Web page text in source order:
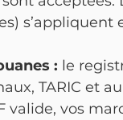
s’appliquent
: le
TARIC et
valide, vos